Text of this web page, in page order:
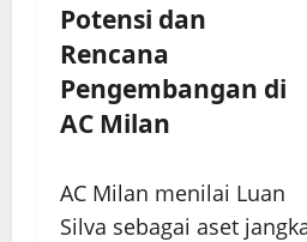
Potensi dan
Rencana
Pengembangan di
AC Milan
AC Milan menilai Luan
Silva sebagai aset